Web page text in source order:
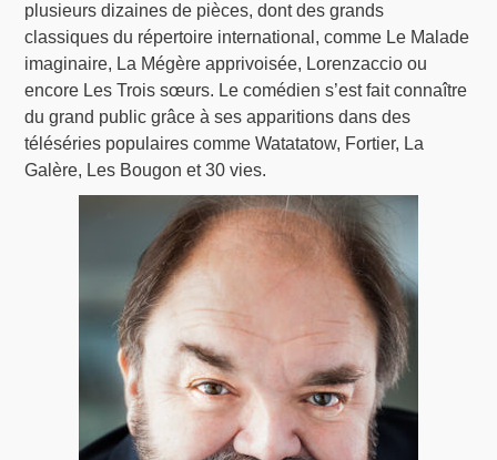
plusieurs dizaines de pièces, dont des grands
classiques du répertoire international, comme Le Malade
imaginaire, La Mégère apprivoisée, Lorenzaccio ou
encore Les Trois sœurs. Le comédien s’est fait connaître
du grand public grâce à ses apparitions dans des
téléséries populaires comme Watatatow, Fortier, La
Galère, Les Bougon et 30 vies.